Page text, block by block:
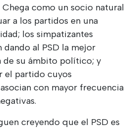
Chega como un socio natural
a los partidos en una
los simpatizantes
dando al PSD la mejor
de su ámbito político; y
el partido cuyos
con mayor frecuencia
creyendo que el PSD es